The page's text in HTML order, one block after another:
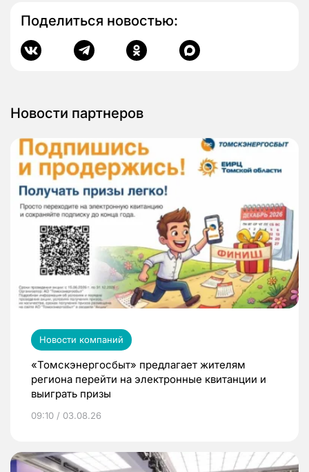
Поделиться новостью:
Новости партнеров
Новости компаний
«Томскэнергосбыт» предлагает жителям
региона перейти на электронные квитанции и
выиграть призы
09:10 / 03.08.26